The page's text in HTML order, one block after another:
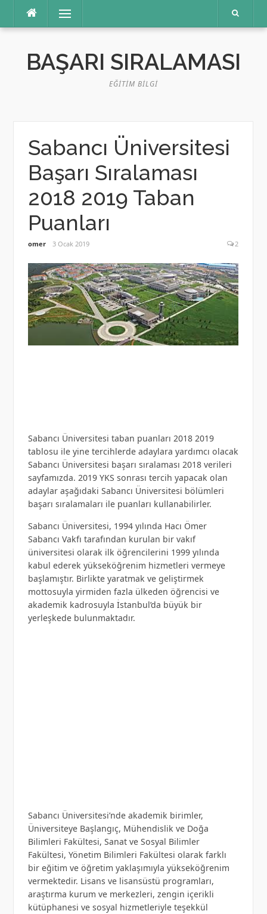
Menü
BAŞARI SIRALAMASI
EĞITIM BILGI
Sabancı Üniversitesi
Başarı Sıralaması
2018 2019 Taban
Puanları
omer 3 Ocak 2019 2
Sabancı Üniversitesi taban puanları 2018 2019
tablosu ile yine tercihlerde adaylara yardımcı olacak
Sabancı Üniversitesi başarı sıralaması 2018 verileri
sayfamızda. 2019 YKS sonrası tercih yapacak olan
adaylar aşağıdaki Sabancı Üniversitesi bölümleri
başarı sıralamaları ile puanları kullanabilirler.
Sabancı Üniversitesi, 1994 yılında Hacı Ömer
Sabancı Vakfı tarafından kurulan bir vakıf
üniversitesi olarak ilk öğrencilerini 1999 yılında
kabul ederek yükseköğrenim hizmetleri vermeye
başlamıştır. Birlikte yaratmak ve geliştirmek
mottosuyla yirmiden fazla ülkeden öğrencisi ve
akademik kadrosuyla İstanbul’da büyük bir
yerleşkede bulunmaktadır.
Sabancı Üniversitesi’nde akademik birimler,
Üniversiteye Başlangıç, Mühendislik ve Doğa
Bilimleri Fakültesi, Sanat ve Sosyal Bilimler
Fakültesi, Yönetim Bilimleri Fakültesi olarak farklı
bir eğitim ve öğretim yaklaşımıyla yükseköğrenim
vermektedir. Lisans ve lisansüstü programları,
araştırma kurum ve merkezleri, zengin içerikli
kütüphanesi ve sosyal hizmetleriyle teşekkül